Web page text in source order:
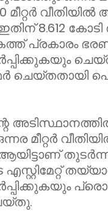
മീറ്റർ
8.612 കോടി
പ്രകാരം
മീറ്റർ
ആയിട്ടാണ്